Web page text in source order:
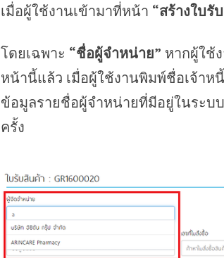
เมื่อผู้ใช้งานเข้ามาที่หน้า “สร้างใบรั
โดยเฉพาะ “ชื่อผู้จำหน่าย” หากผู้ใช้
หน้านี้แล้ว เมื่อผู้ใช้งานพิมพ์ชื่อเจ้าห
ข้อมูลรายชื่อผู้จำหน่ายที่มีอยู่ในระ
ครั้ง